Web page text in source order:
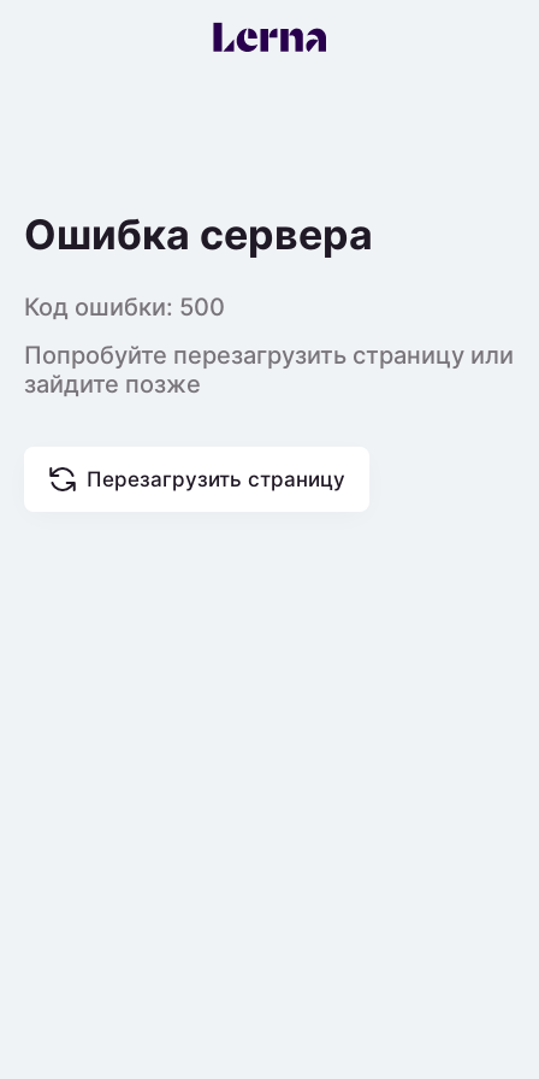
Ошибка сервера
Код ошибки: 500
Попробуйте перезагрузить страницу или
зайдите позже
Перезагрузить страницу